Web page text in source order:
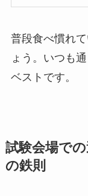
普段食べ慣れ
ょう。いつも
ベストです。
試験会場で
の鉄則